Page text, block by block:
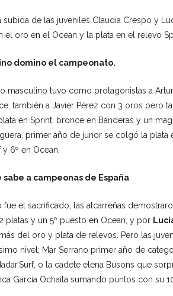
de las juveniles Claudia Crespo y
el oro en el Ocean y la plata en el relevo
domino el campeonato.
masculino tuvo como protagonistas a
también a Javier Pérez con 3 oros pero
en Sprint, bronce en Banderas y un
primer año de junor se colgó la plata
6º en Ocean.
a campeonas de España
fue el sacrificado, las alcarreñas
platas y un 5º puesto en Ocean, y por
del oro y plata de relevos. Pero las
nivel; Mar Serrano primer año de
o la cadete elena Busons que
García Ochaita sumando puntos con su